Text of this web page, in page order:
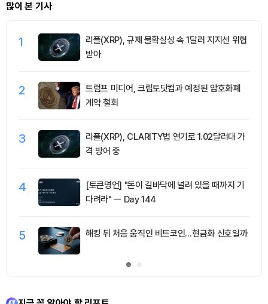
많이 본 기사
1
리플(XRP), 규제 불확실성 속 1달러 지지선 위협
받아
2
트럼프 미디어, 크립토닷컴과 예정된 암호화폐
계약 철회
3
리플(XRP), CLARITY법 연기로 1.02달러대 가
격 방어 중
4
[토큰명언] "돈이 길바닥에 널려 있을 때까지 기
다려라" ㅡ Day 144
5 해킹 뒤 처음 움직인 비트코인…현금화 신호일까